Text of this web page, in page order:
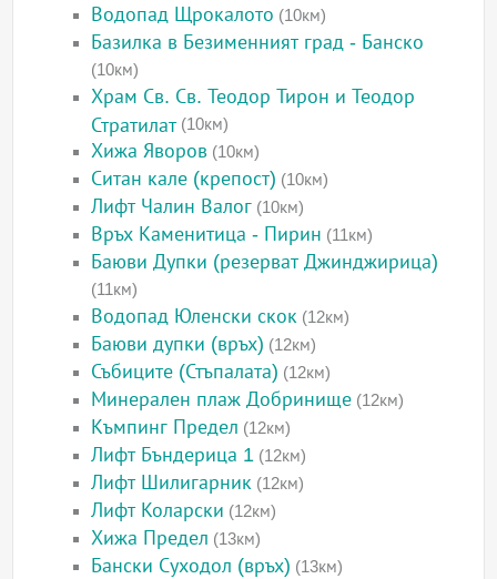
Водопад Щрокалото (10км)
Базилка в Безименният град - Банско
(10км)
Храм Св. Св. Теодор Тирон и Теодор
Стратилат(10км)
Хижа Яворов (10км)
Ситан кале (крепост) (10км)
Лифт Чалин Валог (10км)
Връх Каменитица - Пирин (11км)
Баюви Дупки (резерват Джинджирица)
(11км)
Водопад Юленски скок (12км)
Баюви дупки (връх) (12км)
Събиците (Стъпалата) (12км)
Минерален плаж Добринище (12км)
Къмпинг Предел (12км)
Лифт Бъндерица 1 (12км)
Лифт Шилигарник (12км)
Лифт Коларски (12км)
Хижа Предел (13км)
Бански Суходол (връх) (13км)